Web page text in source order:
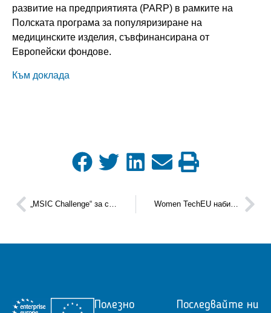
развитие на предприятията (PARP) в рамките на
Полската програма за популяризиране на
медицинските изделия, съвфинансирана от
Европейски фондове.
Към доклада
„MSIC Challenge“ за стартиращи фирми в технологиите за околна среда Women TechEU набира участнички до 10 ноември
Полезно
Последвайте ни